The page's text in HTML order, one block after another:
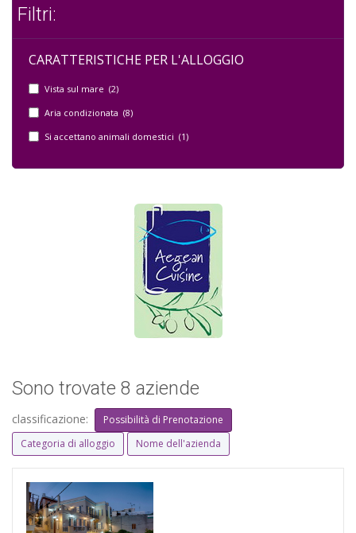
Filtri:
CARATTERISTICHE PER L'ALLOGGIO
Vista sul mare (2)
Aria condizionata (8)
Si accettano animali domestici (1)
Sono trovate 8 aziende
classificazione:
Possibilità di Prenotazione
Categoria di alloggio
Nome dell'azienda